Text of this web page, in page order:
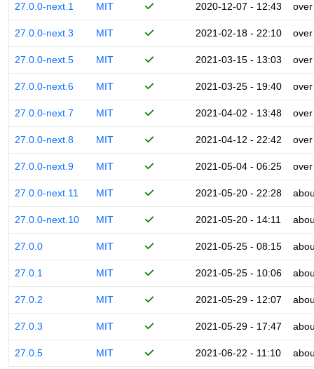
27.0.0-next.1 MIT 2020-12-07 - 12:43
27.0.0-next.3 MIT 2021-02-18 - 22:10
27.0.0-next.5 MIT 2021-03-15 - 13:03
27.0.0-next.6 MIT 2021-03-25 - 19:40
27.0.0-next.7 MIT 2021-04-02 - 13:48
27.0.0-next.8 MIT 2021-04-12 - 22:42
27.0.0-next.9 MIT 2021-05-04 - 06:25
27.0.0-next.11 MIT 2021-05-20 - 22:28
27.0.0-next.10 MIT 2021-05-20 - 14:11
27.0.0 MIT 2021-05-25 - 08:15
27.0.1 MIT 2021-05-25 - 10:06
27.0.2 MIT 2021-05-29 - 12:07
27.0.3 MIT 2021-05-29 - 17:47
27.0.5 MIT 2021-06-22 - 11:10